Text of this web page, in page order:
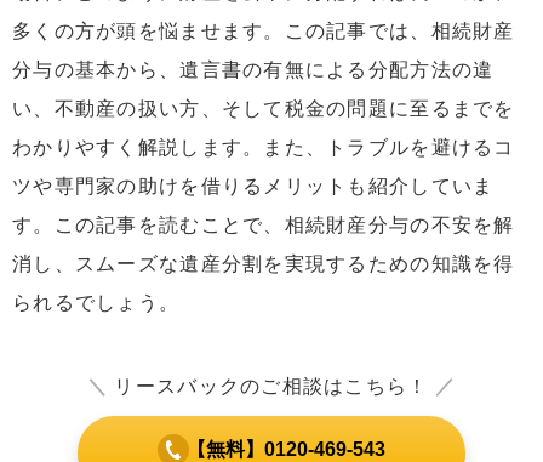
多くの方が頭を悩ませます。この記事では、相続財産
分与の基本から、遺言書の有無による分配方法の違
い、不動産の扱い方、そして税金の問題に至るまでを
わかりやすく解説します。また、トラブルを避けるコ
ツや専門家の助けを借りるメリットも紹介していま
す。この記事を読むことで、相続財産分与の不安を解
消し、スムーズな遺産分割を実現するための知識を得
られるでしょう。
＼ リースバックのご相談はこちら！ ／
【無料】0120-469-543